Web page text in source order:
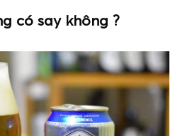
có say không ?